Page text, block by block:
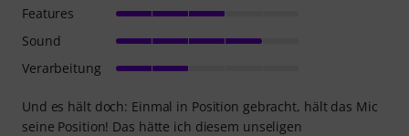
Und es hält doch: Einmal in Position gebracht, hält das Mic
seine Position! Das hätte ich diesem unseligen
Features
Sound
Verarbeitung